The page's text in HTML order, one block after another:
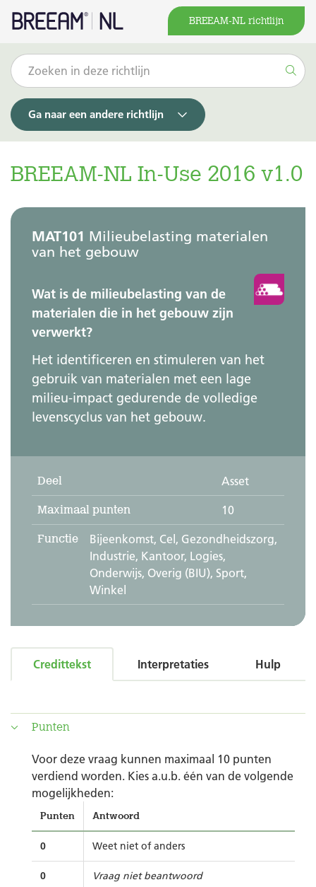
BREEAM-NL richtlijn
Ga naar een andere richtlijn
BREEAM-NL In-Use 2016 v1.0
MAT101 Milieubelasting materialen
van het gebouw
Wat is de milieubelasting van de
materialen die in het gebouw zijn
verwerkt?
Het identificeren en stimuleren van het
gebruik van materialen met een lage
milieu-impact gedurende de volledige
levenscyclus van het gebouw.
Deel Asset
Maximaal punten 10
Functie
Bijeenkomst, Cel, Gezondheidszorg,
Industrie, Kantoor, Logies,
Onderwijs, Overig (BIU), Sport,
Winkel
Credittekst Interpretaties Hulp
Punten
Voor deze vraag kunnen maximaal 10 punten
verdiend worden. Kies a.u.b. één van de volgende
mogelijkheden:
Punten Antwoord
0 Weet niet of anders
0 Vraag niet beantwoord